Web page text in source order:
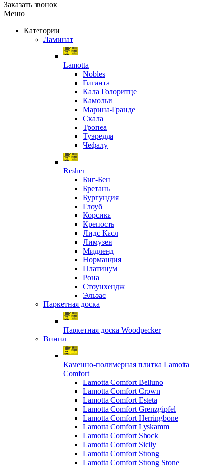
Заказать звонок
Меню
Категории
Ламинат
Lamotta
Nobles
Гиганта
Кала Голоритце
Камольи
Марина-Гранде
Скала
Тропеа
Туэредда
Чефалу
Resher
Биг-Бен
Бретань
Бургундия
Глоуб
Корсика
Крепость
Лидс Касл
Лимузен
Мидленд
Нормандия
Платинум
Рона
Стоунхендж
Эльзас
Паркетная доска
Паркетная доска Woodpecker
Винил
Каменно-полимерная плитка Lamotta
Comfort
Lamotta Comfort Belluno
Lamotta Comfort Crown
Lamotta Comfort Esteta
Lamotta Comfort Grenzgipfel
Lamotta Comfort Herringbone
Lamotta Comfort Lyskamm
Lamotta Comfort Shock
Lamotta Comfort Sicily
Lamotta Comfort Strong
Lamotta Comfort Strong Stone